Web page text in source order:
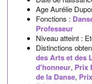
Age Aurélie
Fonctions :
Professeur
Niveau atteint :
Distinctions
des Arts et des
d'honneur, Prix
de la Danse,